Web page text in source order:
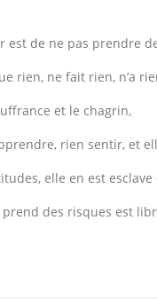
est de ne pas prendre
rien, ne fait rien, n’a
et le chagrin,
rien sentir, et
elle en est
des risques est